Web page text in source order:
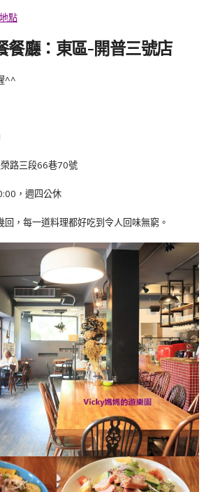
點
餐廳：東區-開普三號店
^^
路三段66巷70號
，週四公休
，每一道料理都好吃到令人回味無窮。